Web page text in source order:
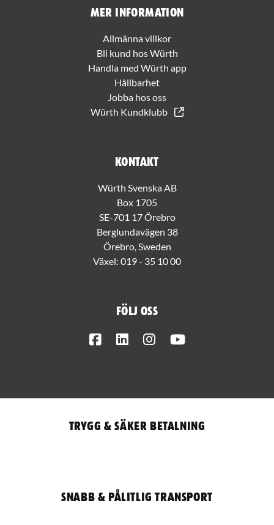
Mer information
Allmänna villkor
Bli kund hos Würth
Handla med Würth app
Hållbarhet
Jobba hos oss
Würth Kundklubb
Kontakt
Würth Svenska AB
Box 1705
SE-701 17 Örebro
Berglundavägen 38
Örebro, Sweden
Växel: 019 - 35 10 00
Följ oss
FacebookLinkedInInstagram
Trygg & säker betalning
Snabb & pålitlig transport